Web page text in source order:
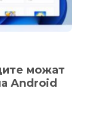
можат
Android